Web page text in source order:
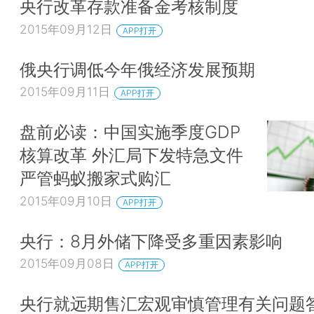
央行改革存款准备金考核制度
2015年09月12日 APP打开
俄央行调低今年俄经济发展预期
2015年09月11日 APP打开
盘前必读：中国实施季度GDP
核算改革 外汇局下发特急文件
严管蚂蚁搬家式购汇
2015年09月10日 APP打开
央行：8月外储下降受多重因素影响
2015年09月08日 APP打开
央行就远期售汇宏观审慎管理有关问题